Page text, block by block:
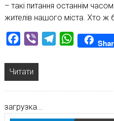
– такі питання останнім
жителів нашого міста. Хто ж
Facebook
Viber TelegramWhatsApp
Читати
загрузка...